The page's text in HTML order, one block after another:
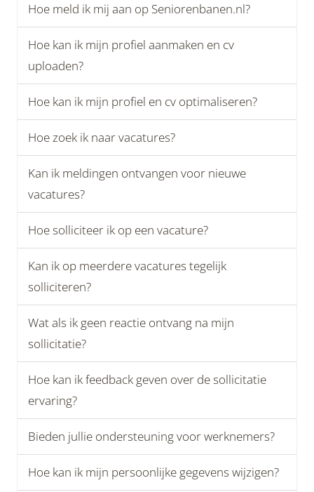
Hoe meld ik mij aan op Seniorenbanen.nl?
Hoe kan ik mijn profiel aanmaken en cv
uploaden?
Hoe kan ik mijn profiel en cv optimaliseren?
Hoe zoek ik naar vacatures?
Kan ik meldingen ontvangen voor nieuwe
vacatures?
Hoe solliciteer ik op een vacature?
Kan ik op meerdere vacatures tegelijk
solliciteren?
Wat als ik geen reactie ontvang na mijn
sollicitatie?
Hoe kan ik feedback geven over de sollicitatie
ervaring?
Bieden jullie ondersteuning voor werknemers?
Hoe kan ik mijn persoonlijke gegevens wijzigen?